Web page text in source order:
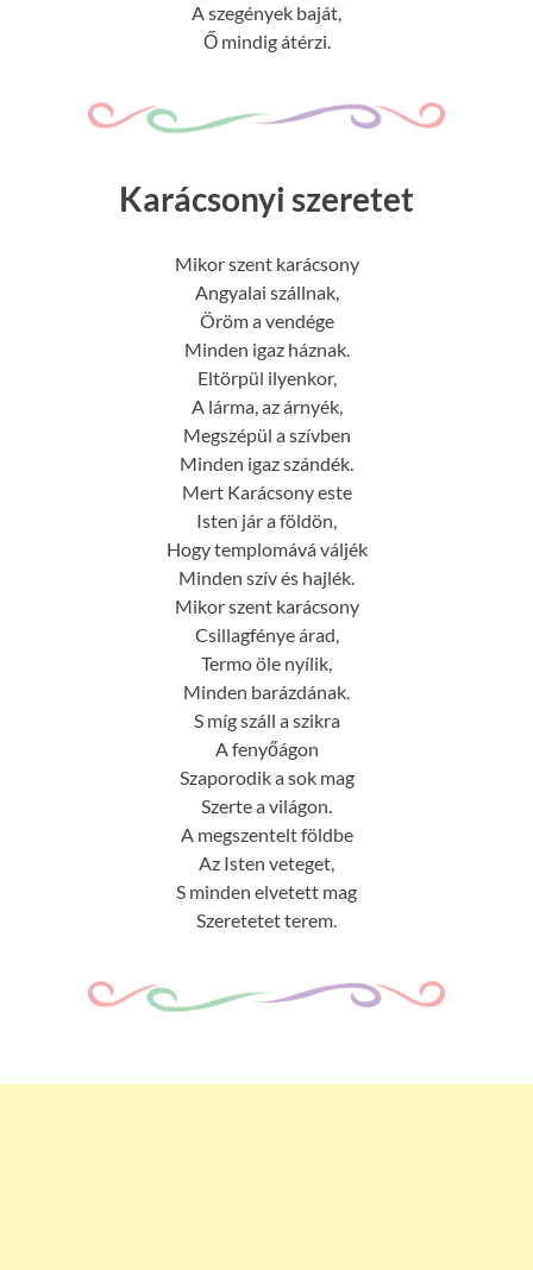
A szegények baját,
Ő mindig átérzi.
Karácsonyi szeretet
Mikor szent karácsony
Angyalai szállnak,
Öröm a vendége
Minden igaz háznak.
Eltörpül ilyenkor,
A lárma, az árnyék,
Megszépül a szívben
Minden igaz szándék.
Mert Karácsony este
Isten jár a földön,
Hogy templomává váljék
Minden szív és hajlék.
Mikor szent karácsony
Csillagfénye árad,
Termo öle nyílik,
Minden barázdának.
S míg száll a szikra
A fenyőágon
Szaporodik a sok mag
Szerte a világon.
A megszentelt földbe
Az Isten veteget,
S minden elvetett mag
Szeretetet terem.